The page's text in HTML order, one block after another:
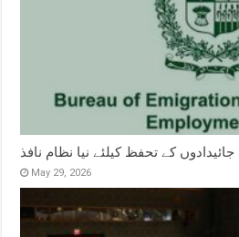
کے تحفظ کیلئے نیا نظام نافذ
May 29, 2026